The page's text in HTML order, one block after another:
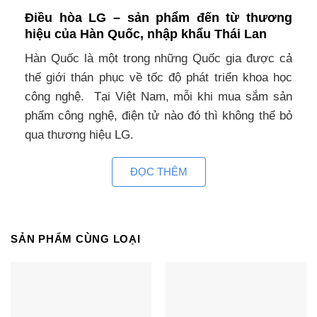
Điều hòa LG – sản phẩm đến từ thương
hiệu của Hàn Quốc, nhập khẩu Thái Lan
Hàn Quốc là một trong những Quốc gia được cả
thế giới thán phục về tốc độ phát triển khoa học
công nghệ. Tại Việt Nam, mỗi khi mua sắm sản
phẩm công nghệ, điện tử nào đó thì không thể bỏ
qua thương hiệu LG.
Điều hòa multi LG âm trần AMNQ09GTUA0 chính
hãng được sản xuất tại Thái Lan -Đất nước quy tụ
Mitsubishi Heavy, LG, Casper…
ĐỌC THÊM
SẢN PHẨM CÙNG LOẠI